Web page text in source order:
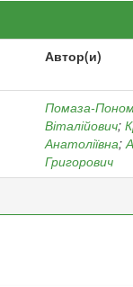
Автор(и)
Помаза-
Віталійович;
Анатоліївна;
Григорович